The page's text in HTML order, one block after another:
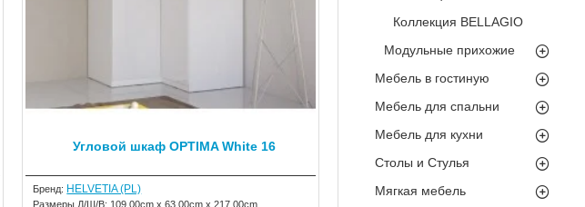
Бренд: HELVETIA (PL)
Размеры Д/Ш/В: 109.00cm x 63.00cm x 217.00cm
Угловой шкаф OPTIMA White 16
Коллекция BELLAGIO
Модульные прихожие
Мебель в гостиную
Мебель для спальни
Мебель для кухни
Столы и Стулья
Мягкая мебель